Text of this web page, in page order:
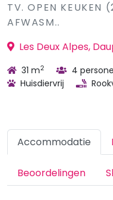
TV. OPEN KEUKEN
AFWASM..
Les Deux Alpes,
31 m2 4
Huisdiervrij
Accommodatie
Beoordelingen